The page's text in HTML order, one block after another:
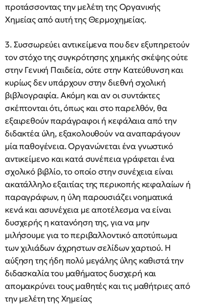
προτάσσοντας την μελέτη της Οργανικής
Χημείας από αυτή της Θερμοχημείας.
3. Συσσωρεύει αντικείμενα που δεν εξυπηρετούν
τον στόχο της συγκρότησης χημικής σκέψης ούτε
στην Γενική Παιδεία, ούτε στην Κατεύθυνση και
κυρίως δεν υπάρχουν στην διεθνή σχολική
βιβλιογραφία. Ακόμη και αν οι συντάκτες
σκέπτονται ότι, όπως και στο παρελθόν, θα
εξαιρεθούν παράγραφοι ή κεφάλαια από την
διδακτέα ύλη, εξακολουθούν να αναπαράγουν
μία παθογένεια. Οργανώνεται ένα γνωστικό
αντικείμενο και κατά συνέπεια γράφεται ένα
σχολικό βιβλίο, το οποίο στην συνέχεια είναι
ακατάλληλο εξαιτίας της περικοπής κεφαλαίων ή
παραγράφων, η ύλη παρουσιάζει νοηματικά
κενά και ασυνέχεια με αποτέλεσμα να είναι
δυσχερής η κατανόηση της, για να μην
μιλήσουμε για το περιβαλλοντικό αποτύπωμα
των χιλιάδων άχρηστων σελίδων χαρτιού. Η
αύξηση της ήδη πολύ μεγάλης ύλης καθιστά την
διδασκαλία του μαθήματος δυσχερή και
απομακρύνει τους μαθητές και τις μαθήτριες από
την μελέτη της Χημείας